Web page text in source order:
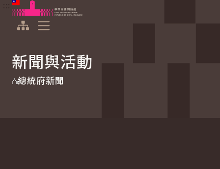
跳到主要內容
中華民國總統府
新聞與活動
總統府新聞